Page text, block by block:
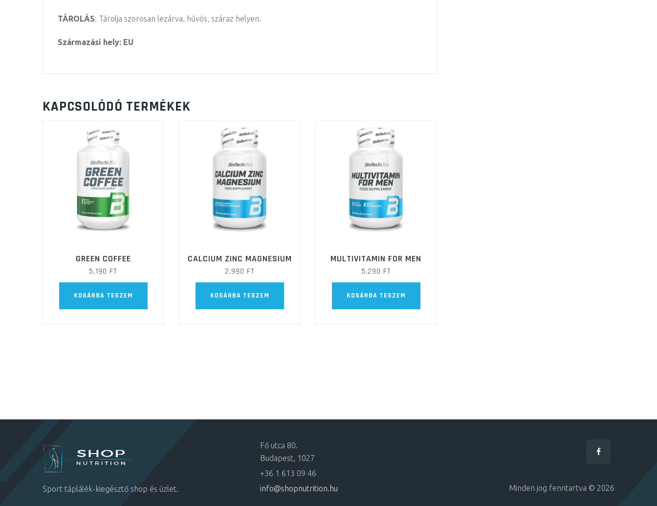
TÁROLÁS: Tárolja szorosan lezárva, hűvös, száraz helyen.
Származási hely: EU
KAPCSOLÓDÓ TERMÉKEK
GREEN COFFEE
5,190 FT
KOSÁRBA TESZEM
CALCIUM ZINC MAGNESIUM
2,990 FT
KOSÁRBA TESZEM
MULTIVITAMIN FOR MEN
5,290 FT
KOSÁRBA TESZEM
Sport táplálék-kiegésztő shop és üzlet.
Fő utca 80.
Budapest, 1027
+36 1 613 09 46
info@shopnutrition.hu
Minden jog fenntartva © 2026